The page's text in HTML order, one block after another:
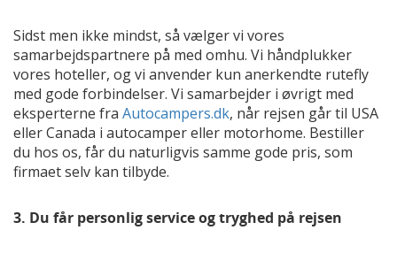
Sidst men ikke mindst, så vælger vi vores
samarbejdspartnere på med omhu. Vi håndplukker
vores hoteller, og vi anvender kun anerkendte rutefly
med gode forbindelser. Vi samarbejder i øvrigt med
eksperterne fra Autocampers.dk, når rejsen går til USA
eller Canada i autocamper eller motorhome. Bestiller
du hos os, får du naturligvis samme gode pris, som
firmaet selv kan tilbyde.
3. Du får personlig service og tryghed på rejsen